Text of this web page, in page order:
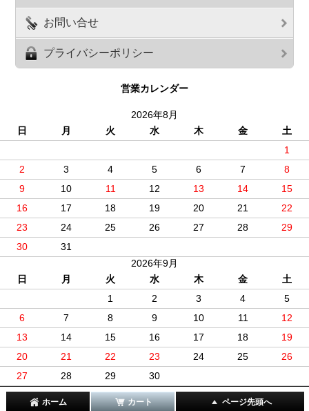
お問い合せ
プライバシーポリシー
営業カレンダー
2026年8月
日
月 火 水 木 金
土
1
2
3 4 5 6 7
8
9
10 11 12 13 14
15
16
17 18 19 20 21
22
23
24 25 26 27 28
29
30
31
2026年9月
日
月 火 水 木 金
土
1
2 3 4
5
6
7 8 9 10 11
12
13
14 15 16 17 18
19
20
21 22 23 24 25
26
27
28 29 30
ホーム カート ページ先頭へ